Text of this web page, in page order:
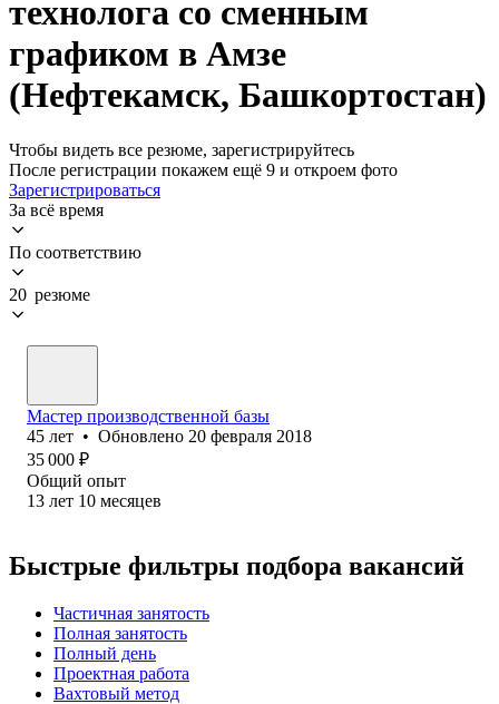
технолога со сменным
графиком в Амзе
(Нефтекамск, Башкортостан)
Чтобы видеть все резюме, зарегистрируйтесь
После регистрации покажем ещё 9 и откроем фото
Зарегистрироваться
За всё время
По соответствию
20 резюме
Мастер производственной базы
45 лет • Обновлено 20 февраля 2018
35 000 ₽
Общий опыт
13 лет 10 месяцев
Быстрые фильтры подбора вакансий
Частичная занятость
Полная занятость
Полный день
Проектная работа
Вахтовый метод